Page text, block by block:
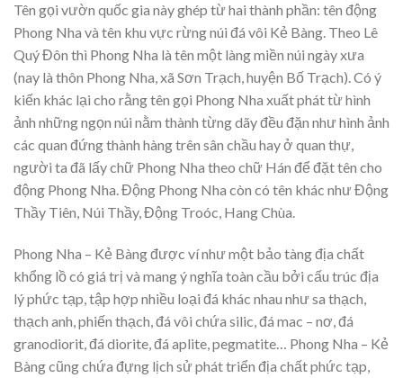
Tên gọi vườn quốc gia này ghép từ hai thành phần: tên động
Phong Nha và tên khu vực rừng núi đá vôi Kẻ Bàng. Theo Lê
Quý Đôn thì Phong Nha là tên một làng miền núi ngày xưa
(nay là thôn Phong Nha, xã Sơn Trạch, huyện Bố Trạch). Có ý
kiến khác lại cho rằng tên gọi Phong Nha xuất phát từ hình
ảnh những ngọn núi nằm thành từng dãy đều đặn như hình ảnh
các quan đứng thành hàng trên sân chầu hay ở quan thự,
người ta đã lấy chữ Phong Nha theo chữ Hán để đặt tên cho
động Phong Nha. Động Phong Nha còn có tên khác như Động
Thầy Tiên, Núi Thầy, Động Troóc, Hang Chùa.
Phong Nha – Kẻ Bàng được ví như một bảo tàng địa chất
khổng lồ có giá trị và mang ý nghĩa toàn cầu bởi cấu trúc địa
lý phức tạp, tập hợp nhiều loại đá khác nhau như sa thạch,
thạch anh, phiến thạch, đá vôi chứa silic, đá mac – nơ, đá
granodiorit, đá diorite, đá aplite, pegmatite… Phong Nha – Kẻ
Bàng cũng chứa đựng lịch sử phát triển địa chất phức tạp,